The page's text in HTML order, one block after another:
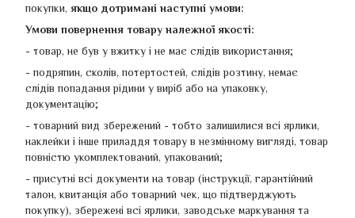
покупки, якщо дотримані наступні умови:
Умови повернення товару належної якості:
- товар, не був у вжитку і не має слідів використання;
- подряпин, сколів, потертостей, слідів розтину, немає
слідів попадання рідини у виріб або на упаковку,
документацію;
- товарний вид збережений - тобто залишилися всі ярлики,
наклейки і інше приладдя товару в незмінному вигляді, товар
повністю укомплектований, упакований;
- присутні всі документи на товар (інструкції, гарантійний
талон, квитанція або товарний чек, що підтверджують
покупку), збережені всі ярлики, заводське маркування та